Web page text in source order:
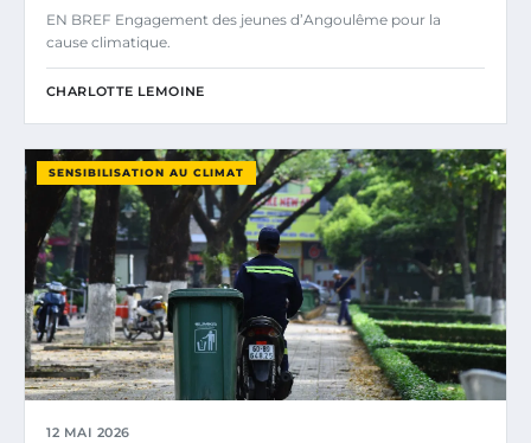
EN BREF Engagement des jeunes d’Angoulême pour la
cause climatique.
CHARLOTTE LEMOINE
SENSIBILISATION AU CLIMAT
12 MAI 2026